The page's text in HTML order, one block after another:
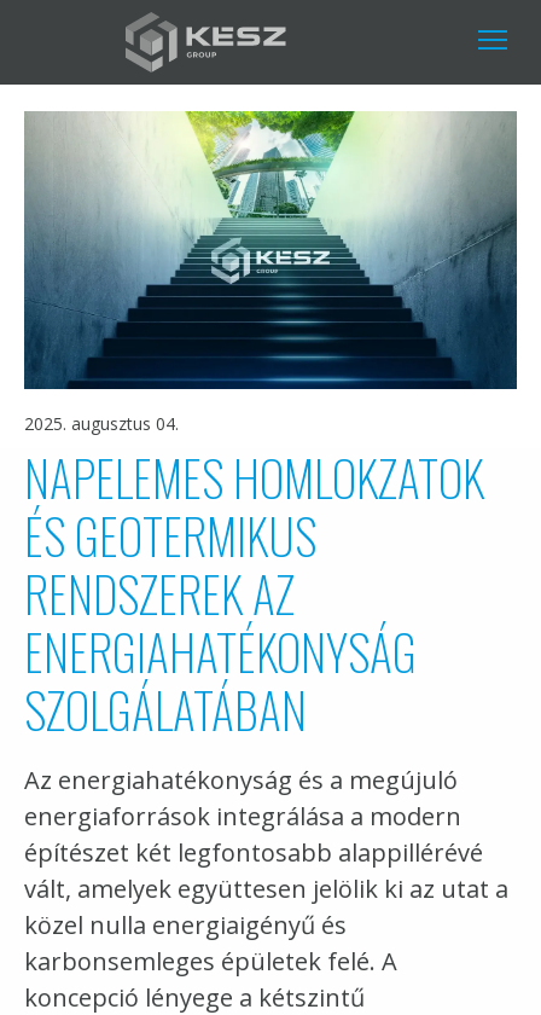
tartalomra
2025. augusztus 04.
NAPELEMES HOMLOKZATOK
ÉS GEOTERMIKUS
RENDSZEREK AZ
ENERGIAHATÉKONYSÁG
SZOLGÁLATÁBAN
Az energiahatékonyság és a megújuló
energiaforrások integrálása a modern
építészet két legfontosabb alappillérévé
vált, amelyek együttesen jelölik ki az utat a
közel nulla energiaigényű és
karbonsemleges épületek felé. A
koncepció lényege a kétszintű